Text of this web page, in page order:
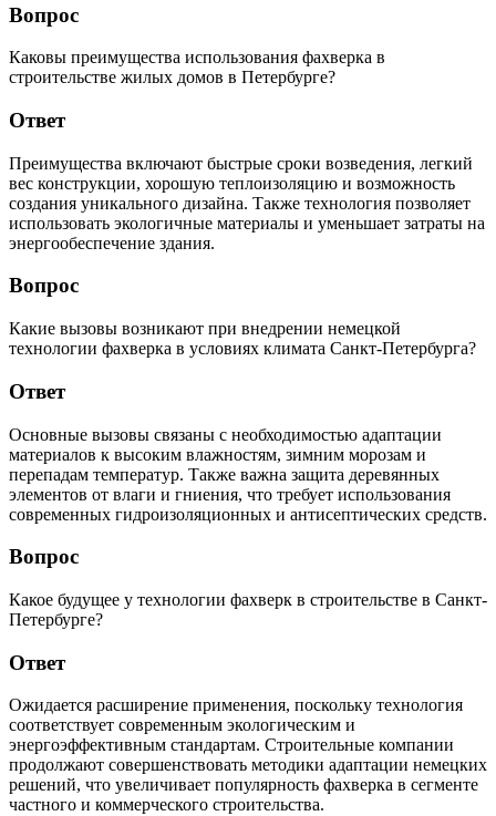
Вопрос
Каковы преимущества использования фахверка в
строительстве жилых домов в Петербурге?
Ответ
Преимущества включают быстрые сроки возведения, легкий
вес конструкции, хорошую теплоизоляцию и возможность
создания уникального дизайна. Также технология позволяет
использовать экологичные материалы и уменьшает затраты на
энергообеспечение здания.
Вопрос
Какие вызовы возникают при внедрении немецкой
технологии фахверка в условиях климата Санкт-Петербурга?
Ответ
Основные вызовы связаны с необходимостью адаптации
материалов к высоким влажностям, зимним морозам и
перепадам температур. Также важна защита деревянных
элементов от влаги и гниения, что требует использования
современных гидроизоляционных и антисептических средств.
Вопрос
Какое будущее у технологии фахверк в строительстве в Санкт-
Петербурге?
Ответ
Ожидается расширение применения, поскольку технология
соответствует современным экологическим и
энергоэффективным стандартам. Строительные компании
продолжают совершенствовать методики адаптации немецких
решений, что увеличивает популярность фахверка в сегменте
частного и коммерческого строительства.